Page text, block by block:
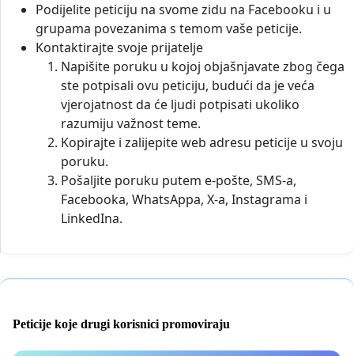
Podijelite peticiju na svome zidu na Facebooku i u
grupama povezanima s temom vaše peticije.
Kontaktirajte svoje prijatelje
Napišite poruku u kojoj objašnjavate zbog čega
ste potpisali ovu peticiju, budući da je veća
vjerojatnost da će ljudi potpisati ukoliko
razumiju važnost teme.
Kopirajte i zalijepite web adresu peticije u svoju
poruku.
Pošaljite poruku putem e-pošte, SMS-a,
Facebooka, WhatsAppa, X-a, Instagrama i
LinkedIna.
Peticije koje drugi korisnici promoviraju